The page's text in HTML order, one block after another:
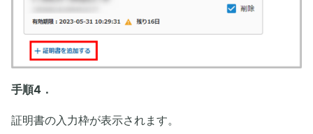
手順4．
証明書の入力枠が表示されます。